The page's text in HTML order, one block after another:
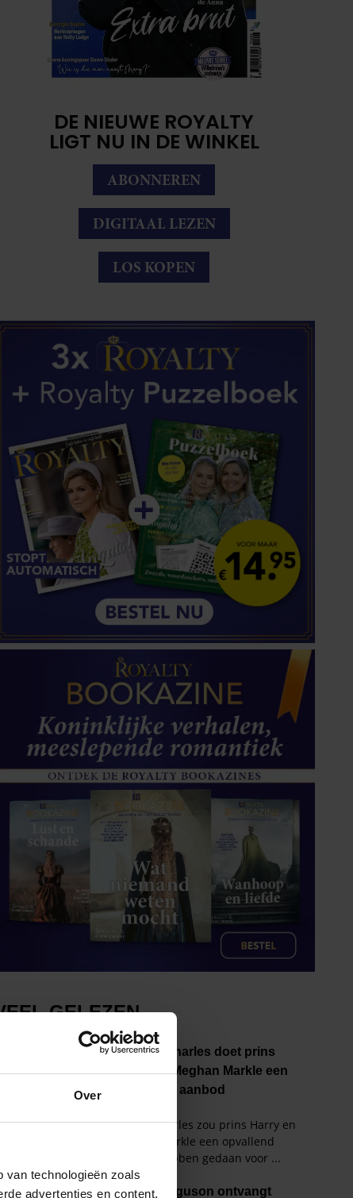
Over
van technologieën zoals
advertenties en content,
DE NIEUWE ROYALTY
LIGT NU IN DE WINKEL
ABONNEREN
DIGITAAL LEZEN
LOS KOPEN